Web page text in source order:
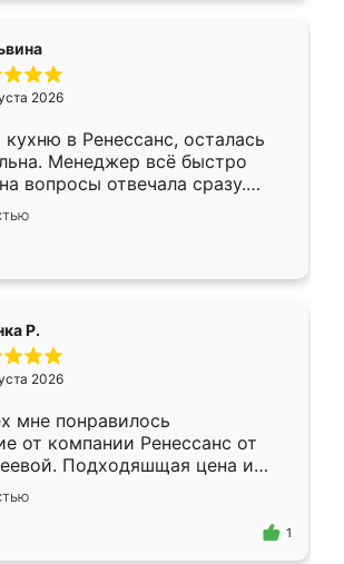
же он более разнообразный.
,если что-то потребуется из
заказывать только здесь.
2026
кухню в Ренессанс, осталась
Менеджер всё быстро
вопросы отвечала сразу.
в субботу, подошёл к
ответственностью. Собрали
работали аккуратно, даже
Р.
2026
мне понравилось
от компании Ренессанс от
Подходяшщая цена и
изготовления. Приехавший
Владислав
моему эскизу самый
1